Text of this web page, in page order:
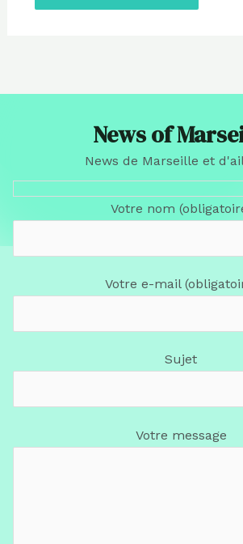
News of
News de Marseille et
Votre nom
Votre e-mail
Sujet
Votre message